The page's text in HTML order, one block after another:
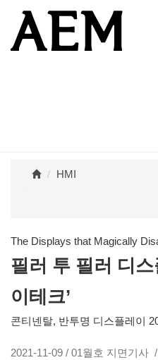
HMI
The Displays that Magically
필러 투 필러 디
이테크’
콘티넨탈, 반투명 디스플레이
2021-11-09 / 01월호 지면기사